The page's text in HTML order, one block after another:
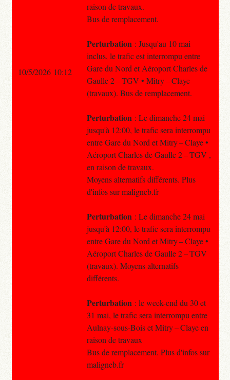
raison de travaux.
Bus de remplacement.
Perturbation : Jusqu'au 10 mai
inclus, le trafic est interrompu entre
Gare du Nord et Aéroport Charles de
Gaulle 2 – TGV • Mitry – Claye
(travaux). Bus de remplacement.
Perturbation : Le dimanche 24 mai
jusqu'à 12:00, le trafic sera interrompu
entre Gare du Nord et Mitry – Claye •
Aéroport Charles de Gaulle 2 – TGV ,
en raison de travaux.
Moyens alternatifs différents. Plus
d'infos sur maligneb.fr
Perturbation : Le dimanche 24 mai
jusqu'à 12:00, le trafic sera interrompu
entre Gare du Nord et Mitry – Claye •
Aéroport Charles de Gaulle 2 – TGV
(travaux). Moyens alternatifs
différents.
Perturbation : le week-end du 30 et
31 mai, le trafic sera interrompu entre
Aulnay-sous-Bois et Mitry – Claye en
raison de travaux
Bus de remplacement. Plus d'infos sur
maligneb.fr
10/5/2026 10:12